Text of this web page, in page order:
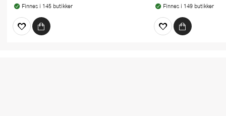
Finnes i 145 butikker Finnes i 149 butikker